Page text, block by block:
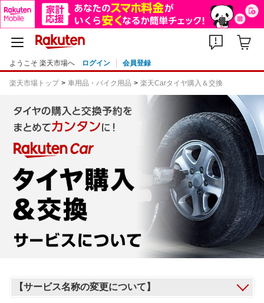
ようこそ 楽天市場へ ログイン 会員登録
楽天市場トップ 車用品・バイク用品 楽天Carタイヤ購入＆交換
【サービス名称の変更について】